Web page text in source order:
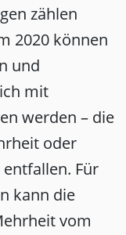
zählen
2020 können
und
mit
werden – die
oder
Für
kann die
vom